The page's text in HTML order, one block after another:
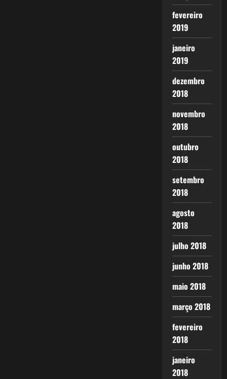
fevereiro
2019
janeiro
2019
dezembro
2018
novembro
2018
outubro
2018
setembro
2018
agosto
2018
julho 2018
junho 2018
maio 2018
março 2018
fevereiro
2018
janeiro
2018